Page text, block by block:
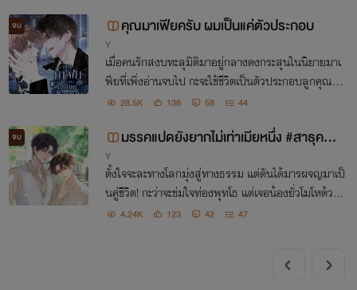
จบ คุณมาเฟียครับ ผมเป็นแค่ตัวประกอบ
Y
เมื่อคนรักสงบทะลุมิติมาอยู่กลางดงกระสุนในนิยายมาเ
ฟียที่เพิ่งอ่านจบไป กะจะใช้ชีวิตเป็นตัวประกอบลูกคุณห
นูที่ร่ำรวย แต่ดันไปตกอยู่ในกำมือของตัวร้ายที่ขึ้นชื่อเรื่อ
28.5K 138 58 44
จบ
มรรคแปดยังยากไม่เท่าเมียหนึ่ง #สาธุครับเ
Y
ตั้งใจจะละทางโลกมุ่งสู่ทางธรรม แต่ดันได้มารผจญมาเป็
นคู่ชีวิต! กะว่าจะข่มใจท่องพุทโธ แต่เจอน้องยั่วโมโหด้วย
ความขาว เมื่อไหร่โปรดปรานจะเลิกหนีเที่ยว!!!
4.24K 123 42 47